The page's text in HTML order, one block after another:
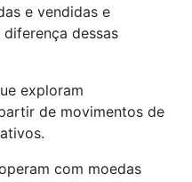
e vendidas e
dessas
exploram
de movimentos de
com moedas